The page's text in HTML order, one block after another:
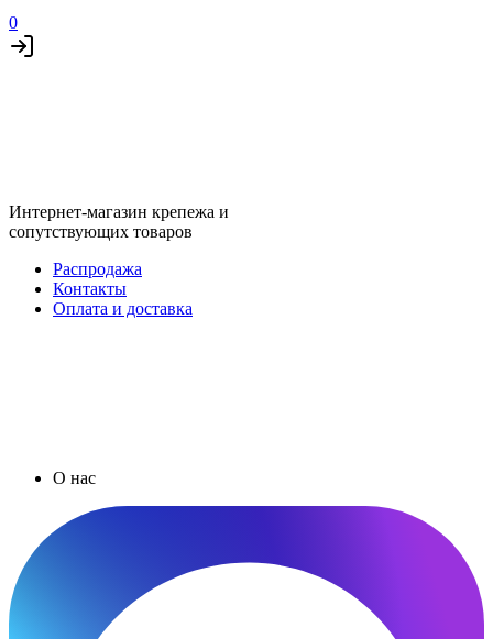
0
Интернет-магазин крепежа и
сопутствующих товаров
Распродажа
Контакты
Оплата и доставка
О нас